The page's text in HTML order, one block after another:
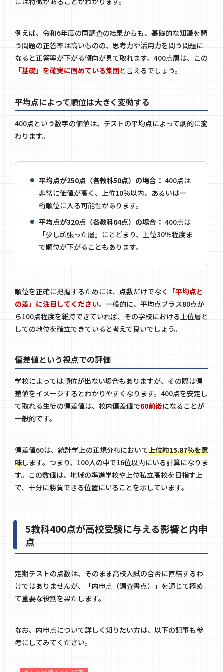
例えば、令和6年度の同調査の結果からも、基礎的な知識を問
う問題の正答率は高いものの、思考力や活用力を問う問題に
なると正答率が下がる傾向が見て取れます。400点層は、この
「基礎」を確実に固めている集団と言えるでしょう。
平均点によって順位は大きく変動する
400点という数字の価値は、テストの平均点によって劇的に変
わります。
平均点が250点（各教科50点）の場合： 400点は
非常に価値が高く、上位10％以内、あるいは一
桁順位に入る可能性があります。
平均点が320点（各教科64点）の場合： 400点は
「少し頑張った層」にとどまり、上位30％程度ま
で順位が下がることもあります。
順位を正確に把握するためには、点数だけでなく
「平均点と
の差」に注目してください。一般的に、平均点プラス80点か
ら100点程度を維持できていれば、その学校における上位層と
しての地位を確立できていると考えて良いでしょう。
偏差値という視点での評価
学校によっては順位が出ない場合もありますが、その際は偏
差値をイメージするとわかりやすくなります。400点を安定し
て取れる生徒の偏差値は、校内偏差値で60前後になることが
一般的です。
偏差値60は、統計学上の正規分布において上位約15.87％を意
味します。つまり、100人の中で16位以内にいる計算になりま
す。この数値は、地域の準進学校や上位私立高校を目指す上
で、十分に勝負できる位置にいることを示しています。
5教科400点が高校受験に与える影響と内申
点
定期テストの点数は、そのまま高校入試の合否に直結するわ
けではありませんが、「内申点（調査書点）」を通じて極め
て重要な役割を果たします。
なお、内申点について詳しく知りたい方は、以下の記事も参
考にしてみてください。